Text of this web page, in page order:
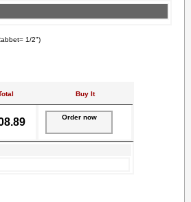
1/2")
Buy It
Order now